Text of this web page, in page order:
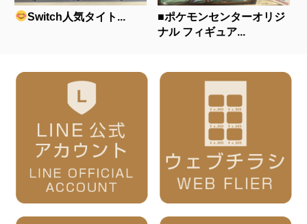
Switch人気タイト...
■ポケモンセンターオリジ
ナル フィギュア...